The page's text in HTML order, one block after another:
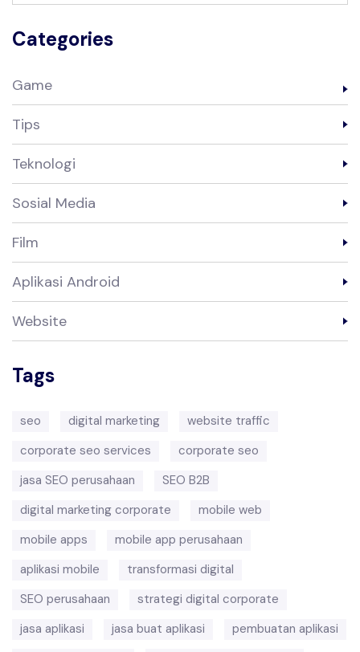
Categories
Game
Tips
Teknologi
Sosial Media
Film
Aplikasi Android
Website
Tags
seo digital marketing
website traffic
corporate seo services
corporate seo
jasa SEO perusahaan
SEO B2B
digital marketing corporate
mobile web
mobile apps
mobile app perusahaan
aplikasi mobile
transformasi digital
SEO perusahaan
strategi digital corporate
jasa aplikasi
jasa buat aplikasi
pembuatan aplikasi